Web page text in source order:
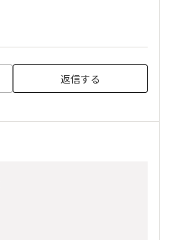
返信する